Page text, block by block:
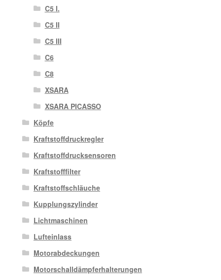
C5 I.
C5 II
C5 III
C6
C8
XSARA
XSARA PICASSO
Köpfe
Kraftstoffdruckregler
Kraftstoffdrucksensoren
Kraftstofffilter
Kraftstoffschläuche
Kupplungszylinder
Lichtmaschinen
Lufteinlass
Motorabdeckungen
Motorschalldämpferhalterungen